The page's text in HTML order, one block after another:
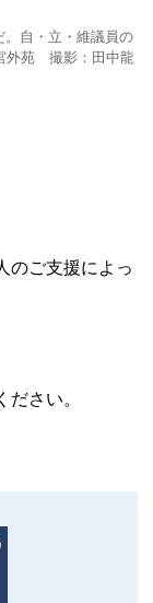
。自・立・維議員の
外苑 撮影：田中龍
のご支援によっ
さい。